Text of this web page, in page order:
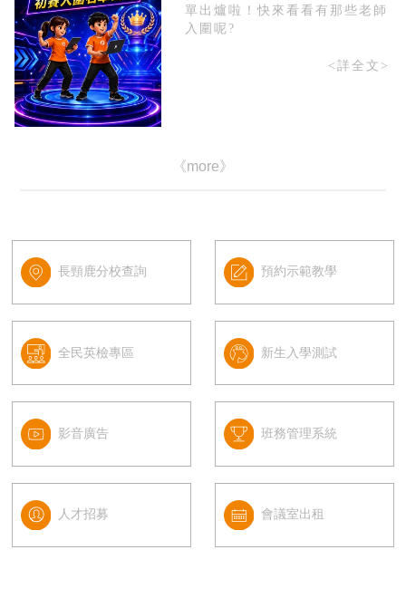
單出爐啦！快來看看有那些老師
入圍呢?
<詳全文>
《more》
長頸鹿分校查詢 預約示範教學
全民英檢專區 新生入學測試
影音廣告 班務管理系統
人才招募 會議室出租